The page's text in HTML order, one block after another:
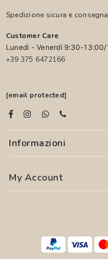
Spedizione sicura e
Customer Care
Lunedì - Venerdì 9:30-
+39 375 6472166
[email protected]
Informazioni
My Account